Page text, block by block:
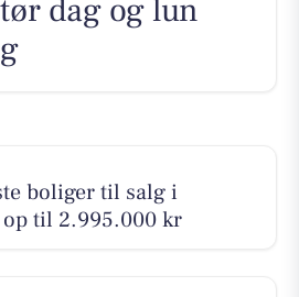
dag og lun
boliger til salg i
til 2.995.000 kr